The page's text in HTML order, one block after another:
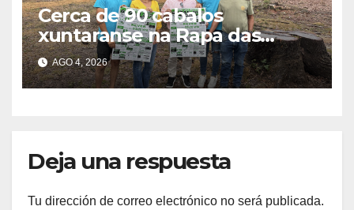
Cerca de 90 cabalos
xuntaranse na Rapa das
Bestas do Monte Gagán esta
fin de semana
AGO 4, 2026
Deja una respuesta
Tu dirección de correo electrónico no será publicada.